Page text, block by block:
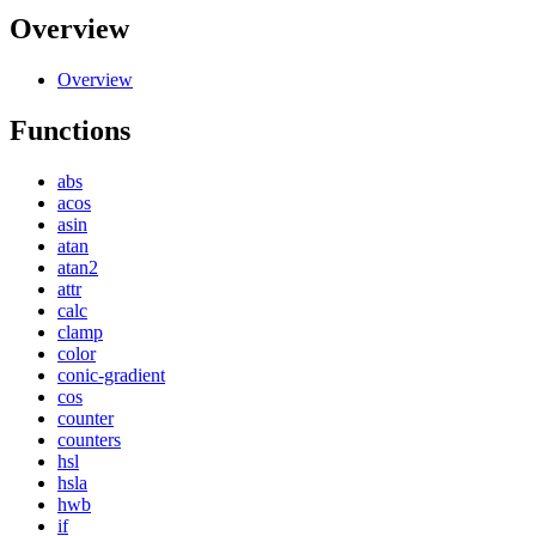
Overview
Overview
Functions
abs
acos
asin
atan
atan2
attr
calc
clamp
color
conic-gradient
cos
counter
counters
hsl
hsla
hwb
if